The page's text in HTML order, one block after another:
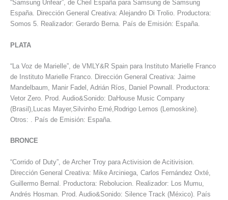
“Samsung Unfear”, de Cheil España para Samsung de Samsung
España. Dirección General Creativa: Alejandro Di Trolio. Productora:
Somos 5. Realizador: Gerardo Berna. País de Emisión: España.
PLATA
“La Voz de Marielle”, de VMLY&R Spain para Instituto Marielle Franco
de Instituto Marielle Franco. Dirección General Creativa: Jaime
Mandelbaum, Manir Fadel, Adrián Ríos, Daniel Pownall. Productora:
Vetor Zero. Prod. Audio&Sonido: DaHouse Music Company
(Brasil),Lucas Mayer,Silvinho Erné,Rodrigo Lemos (Lemoskine).
Otros: . País de Emisión: España.
BRONCE
“Corrido of Duty”, de Archer Troy para Activision de Acitivision.
Dirección General Creativa: Mike Arciniega, Carlos Fernández Oxté,
Guillermo Bernal. Productora: Rebolucion. Realizador: Los Mumu,
Andrés Hosman. Prod. Audio&Sonido: Silence Track (México). País